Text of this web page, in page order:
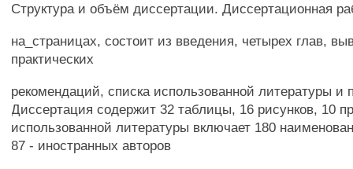
Структура и объём диссертации. Диссертационная
на_страницах, состоит из введения, четырех глав,
практических
рекомендаций, списка использованной литературы и
Диссертация содержит 32 таблицы, 16 рисунков, 10
использованной литературы включает 180
87 - иностранных авторов